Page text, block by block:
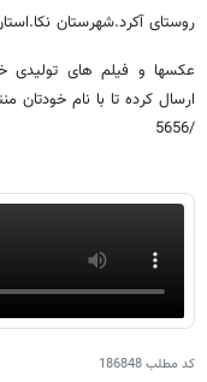
روستای آکرد.شهرستان
عکسها و فیلم های تولیدی
ارسال کرده تا با نام خودتان
/5656
کد مطلب186848